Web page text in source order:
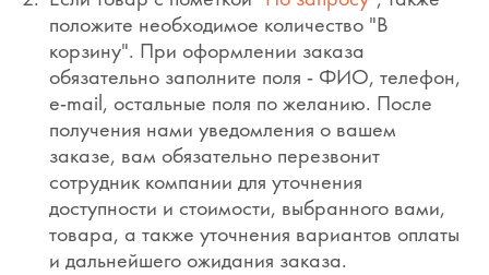
положите необходимое количество "В
корзину". При оформлении заказа
обязательно заполните поля - ФИО, телефон,
e-mail, остальные поля по желанию. После
получения нами уведомления о вашем
заказе, вам обязательно перезвонит
сотрудник компании для уточнения
доступности и стоимости, выбранного вами,
товара, а также уточнения вариантов оплаты
и дальнейшего ожидания заказа.